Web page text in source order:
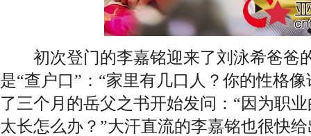
初次登门的李嘉铭迎来了刘泳希爸爸
是“查户口”：“家里有几口人？你的性格
了三个月的岳父之书开始发问：“因为职
太长怎么办？”大汗直流的李嘉铭也很快